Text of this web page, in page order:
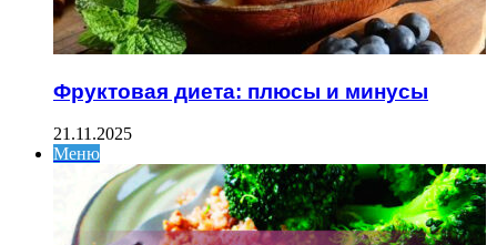
Фруктовая диета: плюсы и минусы
21.11.2025
Меню